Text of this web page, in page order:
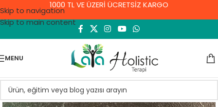
Skip to navigation
Skip to main content
1000 TL VE ÜZERİ ÜCRETSİZ KARGO
MENU